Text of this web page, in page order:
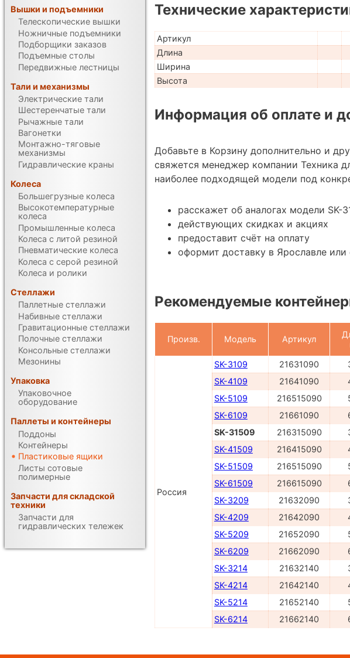
Технические
Артикул
Длина
Ширина
Высота
Информация об оплате и
Добавьте в Корзину дополнительно и
свяжется менеджер компании Техника
наиболее подходящей модели под
расскажет об аналогах модели SK-
действующих скидках и акциях
предоставит счёт на оплату
оформит доставку в Ярославле
Рекомендуемые
Произв. Модель Артикул
Россия
SK-3109 21631090
SK-4109
21641090
SK-5109
216515090
SK-6109
21661090
SK-31509
216315090
SK-41509
216415090
SK-51509
216515090
SK-61509
216615090
SK-3209
21632090
SK-4209
21642090
SK-5209
21652090
SK-6209
21662090
SK-3214
21632140
SK-4214
21642140
SK-5214
21652140
SK-6214
21662140
Вышки и подъемники
Телескопические вышки
Ножничные подъемники
Подборщики заказов
Подъемные столы
Передвижные лестницы
Тали и механизмы
Электрические тали
Шестеренчатые тали
Рычажные тали
Вагонетки
Монтажно-тяговые
механизмы
Гидравлические краны
Колеса
Большегрузные колеса
Высокотемпературные
колеса
Промышленные колеса
Колеса с литой резиной
Пневматические колеса
Колеса с серой резиной
Колеса и ролики
Стеллажи
Паллетные стеллажи
Набивные стеллажи
Гравитационные стеллажи
Полочные стеллажи
Консольные стеллажи
Мезонины
Упаковка
Упаковочное
оборудование
Паллеты и контейнеры
Поддоны
Контейнеры
Пластиковые ящики
Листы сотовые
полимерные
Запчасти для складской
техники
Запчасти для
гидравлических тележек